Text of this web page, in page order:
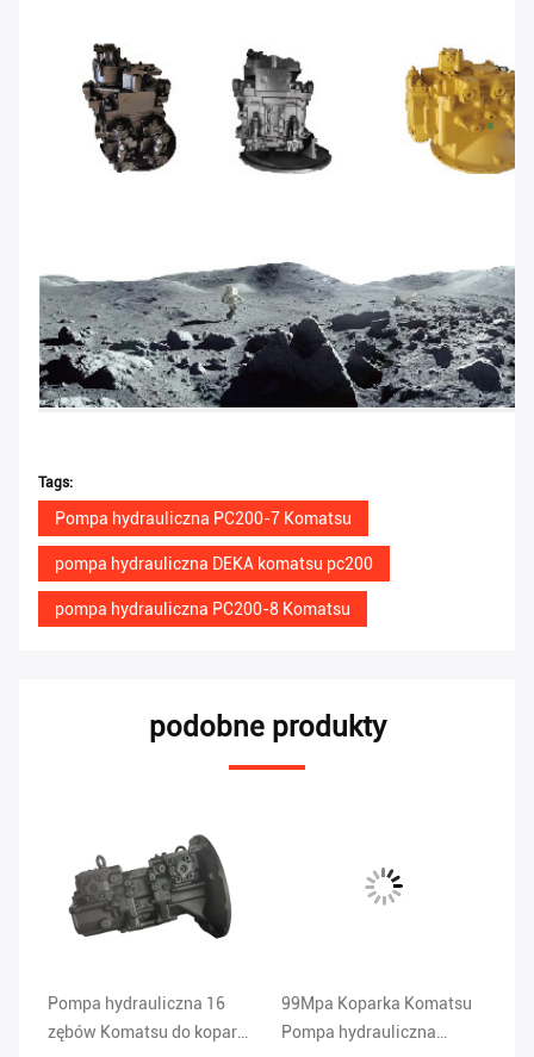
Tags:
Pompa hydrauliczna PC200-7 Komatsu
pompa hydrauliczna DEKA komatsu pc200
pompa hydrauliczna PC200-8 Komatsu
podobne produkty
Pompa hydrauliczna 16
zębów Komatsu do koparki
99Mpa Koparka Komatsu
Pompa hydrauliczna